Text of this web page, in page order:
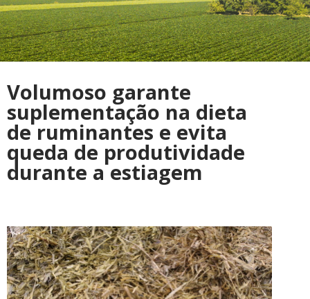
Volumoso garante
suplementação na dieta
de ruminantes e evita
queda de produtividade
durante a estiagem